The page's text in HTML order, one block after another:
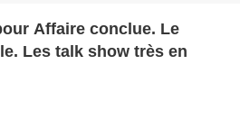
Affaire conclue. Le
Les talk show très en